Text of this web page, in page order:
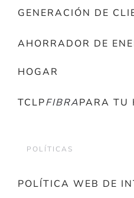
GENERACIÓN DE
AHORRADOR DE
HOGAR
TCLPFIBRAPARA TU
POLÍTICAS
POLÍTICA WEB DE